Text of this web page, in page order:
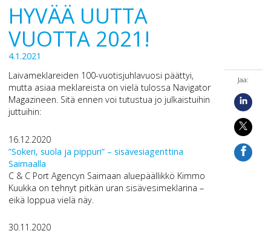
HYVÄÄ UUTTA
VUOTTA 2021!
4.1.2021
Laivameklareiden 100-vuotisjuhlavuosi päättyi,
mutta asiaa meklareista on vielä tulossa Navigator
Magazineen. Sitä ennen voi tutustua jo julkaistuihin
juttuihin:
16.12.2020
”Sokeri, suola ja pippuri” – sisävesiagenttina
Saimaalla
C & C Port Agencyn Saimaan aluepäällikkö Kimmo
Kuukka on tehnyt pitkän uran sisävesimeklarina –
eikä loppua vielä näy.
30.11.2020
Jaa: